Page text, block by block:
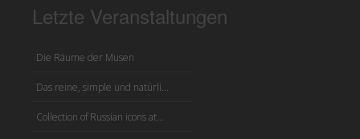
Letzte Veranstaltungen
Die Räume der Musen
Das reine, simple und natürli...
Collection of Russian icons at...